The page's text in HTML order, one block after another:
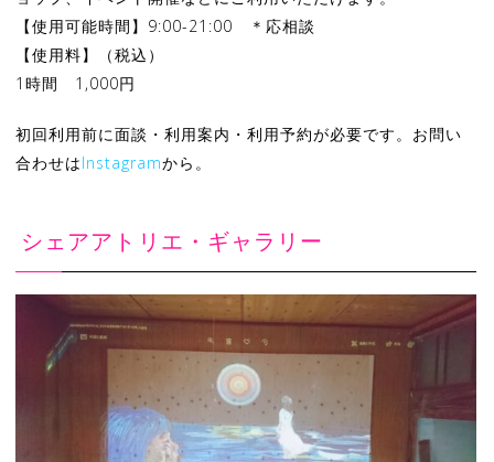
【使用可能時間】9:00-21:00 ＊応相談
【使用料】（税込）
1時間 1,000円
初回利用前に面談・利用案内・利用予約が必要です。お問い
合わせはInstagramから。
シェアアトリエ・ギャラリー